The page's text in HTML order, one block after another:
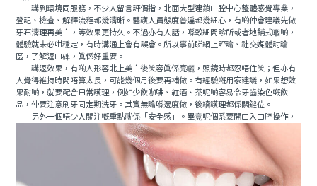
講到環境同服務，不少人留言評價指，北面大型連鎖口腔中心整體感覺專業，
登記、檢查、解釋流程都幾清晰。醫護人員態度普遍都幾細心，有啲仲會建議先做
牙石清理再美白，等效果更持久。不過亦有人話，喺較細間診所或者地鋪式嗰啲，
體驗就未必咁穩定，有時溝通上會有誤會。所以事前睇網上評論、社交媒體討論
區，了解返口碑，真係好重要。
講返效果，有啲人形容北上美白後笑容真係亮曬，照鏡時都忍唔住笑；但亦有
人覺得維持時間唔算太長，可能幾個月後要再補做。有經驗嘅用家建議，如果想效
果耐啲，就要配合日常護理，例如少飲咖啡、紅酒、茶呢啲容易令牙齒染色嘅飲
品，仲要注意刷牙同定期洗牙。其實無論喺邊度做，後續護理都係關鍵位。
另外一個唔少人關注嘅重點就係「安全感」。畢竟呢個系要開口入口腔操作，